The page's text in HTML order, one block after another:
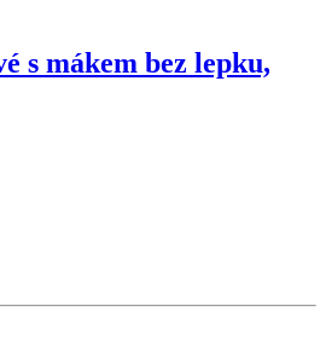
s mákem bez lepku,